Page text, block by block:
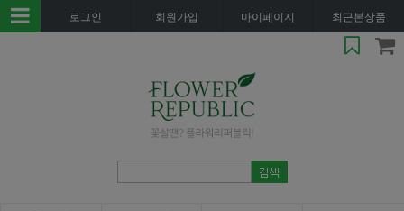
로그인 회원가입 마이페이지 최근본상품